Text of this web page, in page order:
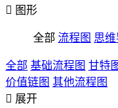
 图形
全部 流程图 思维
全部 基础流程图 甘特
价值链图 其他流程图
 展开